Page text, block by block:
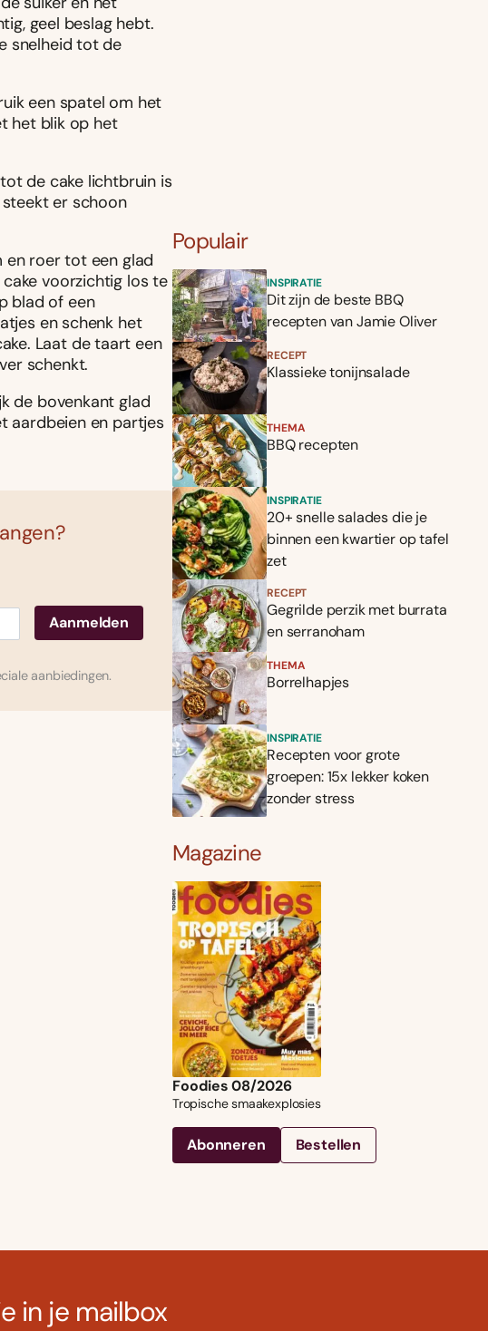
geel beslag hebt.
snelheid tot de
een spatel om het
het blik op het
de cake lichtbruin is
er schoon
en roer tot een glad
voorzichtig los te
blad of een
en schenk het
Laat de taart een
schenkt.
de bovenkant glad
aardbeien en partjes
aanbiedingen.
Populair
INSPIRATIE
Dit zijn de beste BBQ
recepten van Jamie Oliver
RECEPT
Klassieke tonijnsalade
THEMA
BBQ recepten
INSPIRATIE
20+ snelle salades die je
binnen een kwartier op tafel
zet
RECEPT
Gegrilde perzik met burrata
en serranoham
THEMA
Borrelhapjes
INSPIRATIE
Recepten voor grote
groepen: 15x lekker koken
zonder stress
Magazine
Foodies 08/2026
Tropische smaakexplosies
Abonneren Bestellen
in je mailbox